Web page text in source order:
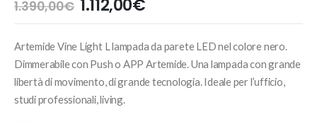
1.390,00€
prezzo
era:
1.390,00€.
1.112,00€
prezzo
è:
1.112,00€.
Artemide Vine Light L lampada da parete LED nel colore nero.
Dimmerabile con Push o APP Artemide. Una lampada con grande
libertà di movimento, di grande tecnologia. Ideale per l’ufficio,
studi professionali, living.